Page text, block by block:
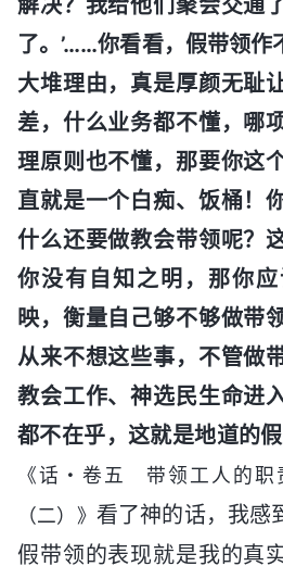
了。’……你看看，假带领作
大堆理由，真是厚颜无耻
差，什么业务都不懂，哪
理原则也不懂，那要你这
直就是一个白痴、饭桶！
什么还要做教会带领呢？
你没有自知之明，那你
映，衡量自己够不够做带
从来不想这些事，不管做
教会工作、神选民生命进
都不在乎，这就是地道的
《话・卷五 带领工人的职
（二）》 看了神的话，我感
假带领的表现就是我的真